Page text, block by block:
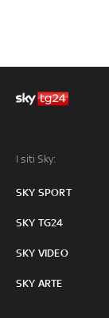
I siti Sky:
SKY SPORT
SKY TG24
SKY VIDEO
SKY ARTE